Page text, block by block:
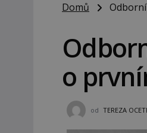
Domů
o
od TEREZA